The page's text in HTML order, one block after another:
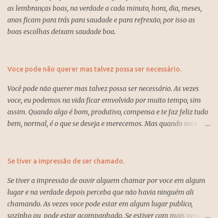
as lembranças boas, na verdade a cada minuto, hora, dia, meses,
anos ficam para trás para saudade e para refrexão, por isso as
boas escolhas deixam saudade boa.
Voce pode não querer mas talvez possa ser necessário.
Você pode não querer mas talvez possa ser necessário. As vezes
voce, eu podemos na vida ficar emvolvido por muito tempo, sim
assim. Quando algo é bom, produtivo, compensa e te faz feliz tudo
bem, normal, é o que se deseja e merecemos. Mas quando voce
passou um bom tempo e sente que possivelmente não trará
hora de mudar e deixar pra trás tudo isso e recomeçar com algo
novo, assim voce vai começar a lidar melhor com a vida e os
resultados virão, sempre com fé e verdade, ser feliz é o que Deus
Se tiver a impressão de ser chamado.
Se tiver a impressão de ouvir alguem chamar por voce em algum
lugar e na verdade depois perceba que não havia ninguém ali
chamando. As vezes voce pode estar em algum lugar publico,
sozinho ou pode estar acompanhado. Se estiver com mais pessoas